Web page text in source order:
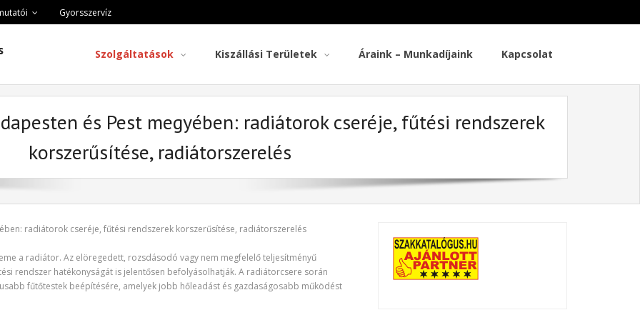
Gyorsszervíz
Szolgáltatások Kiszállási Területek Áraink – Munkadíjaink Kapcsolat
és Pest megyében: radiátorok cseréje, fűtési rendszerek
korszerűsítése, radiátorszerelés
radiátorok cseréje, fűtési rendszerek korszerűsítése, radiátorszerelés
a radiátor. Az elöregedett, rozsdásodó vagy nem megfelelő teljesítményű
rendszer hatékonyságát is jelentősen befolyásolhatják. A radiátorcsere során
fűtőtestek beépítésére, amelyek jobb hőleadást és gazdaságosabb működést